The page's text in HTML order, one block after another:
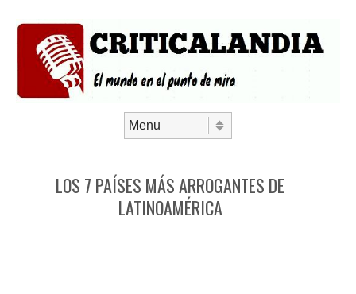
LOS 7 PAÍSES MÁS ARROGANTES DE
LATINOAMÉRICA